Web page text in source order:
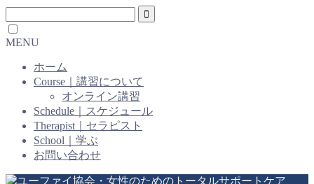
MENU
ホーム
Course｜講習について
オンライン講習
Schedule｜スケジュール
Therapist｜セラピスト
School｜学ぶ
お問い合わせ